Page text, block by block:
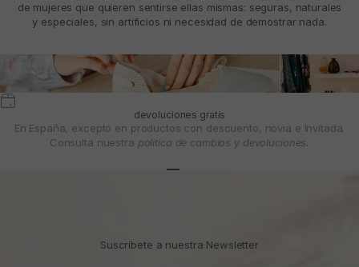
de mujeres que quieren sentirse ellas mismas: seguras, naturales
y especiales, sin artificios ni necesidad de demostrar nada.
devoluciones gratis
En España, excepto en productos con descuento, novia e Invitada.
Consulta nuestra política de cambios y devoluciones.
Suscríbete a nuestra Newsletter